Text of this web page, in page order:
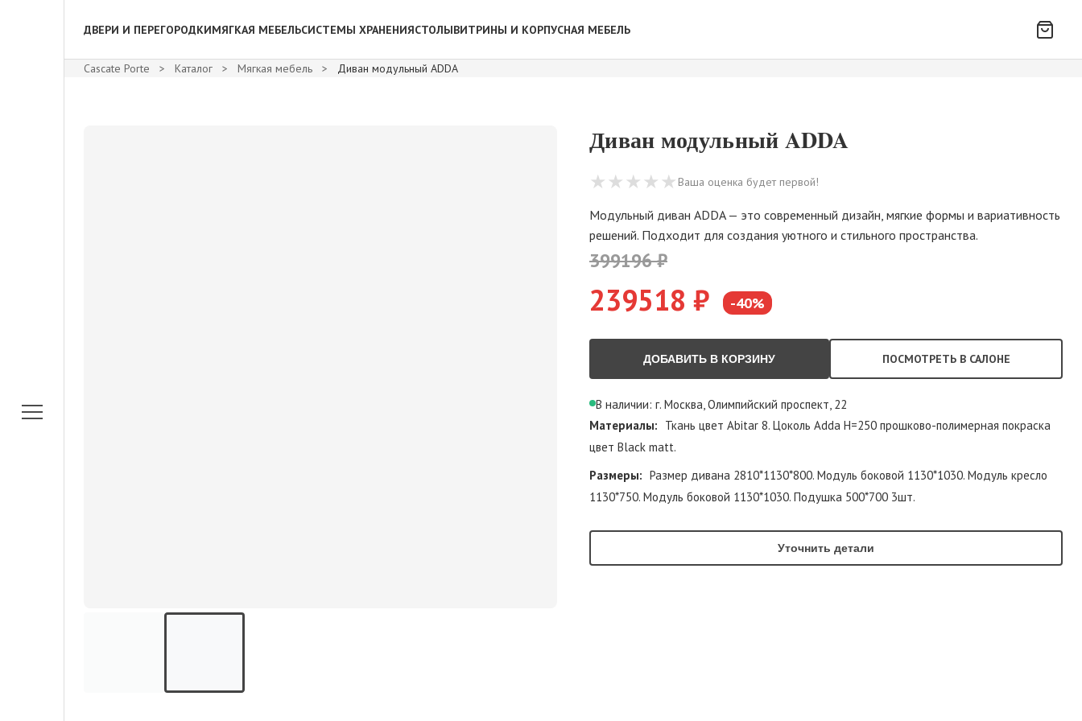
ДВЕРИ И ПЕРЕГОРОДКИМЯГКАЯ МЕБЕЛЬСИСТЕМЫ ХРАНЕНИЯСТОЛЫВИТРИНЫ И КОРПУСНАЯ МЕБЕЛЬ
Cascate Porte > Каталог > Мягкая мебель > Диван модульный ADDA
Диван модульный ADDA
★★★★★ Ваша оценка будет первой!
Модульный диван ADDA — это современный дизайн, мягкие формы и вариативность
решений. Подходит для создания уютного и стильного пространства.
399196 ₽
239518 ₽ -40%
ДОБАВИТЬ В КОРЗИНУ ПОСМОТРЕТЬ В САЛОНЕ
В наличии: г. Москва, Олимпийский проспект, 22
Материалы: Ткань цвет Abitar 8. Цоколь Adda H=250 прошково-полимерная покраска
цвет Black matt.
Размеры: Размер дивана 2810*1130*800. Модуль боковой 1130*1030. Модуль кресло
1130*750. Модуль боковой 1130*1030. Подушка 500*700 3шт.
Уточнить детали